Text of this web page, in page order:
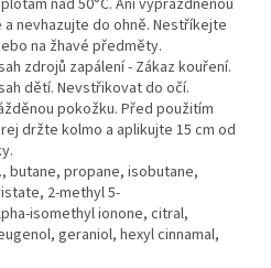
nevhazujte do ohně. Nestříkejte
na žhavé předměty.
zdrojů zapálení - Zákaz kouření.
dětí. Nevstřikovat do očí.
pokožku. Před použitím
držte kolmo a aplikujte 15 cm od
butane, propane, isobutane,
2-methyl 5-
isomethyl ionone, citral,
geraniol, hexyl cinnamal,